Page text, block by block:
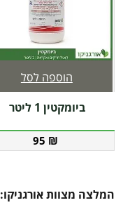
ביומקטין 1 ליטר
95 ₪
הוספה לסל
המלצה מצוות אורגניקו: